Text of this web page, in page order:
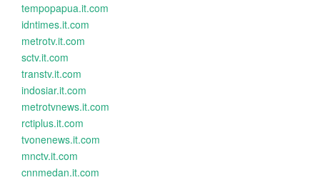
tempopapua.it.com
idntimes.it.com
metrotv.it.com
sctv.it.com
transtv.it.com
indosiar.it.com
metrotvnews.it.com
rctiplus.it.com
tvonenews.it.com
mnctv.it.com
cnnmedan.it.com